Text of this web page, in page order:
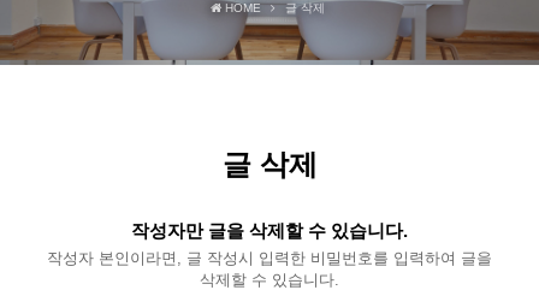
HOME 글 삭제
글 삭제
작성자만 글을 삭제할 수 있습니다.
작성자 본인이라면, 글 작성시 입력한 비밀번호를 입력하여 글을
삭제할 수 있습니다.